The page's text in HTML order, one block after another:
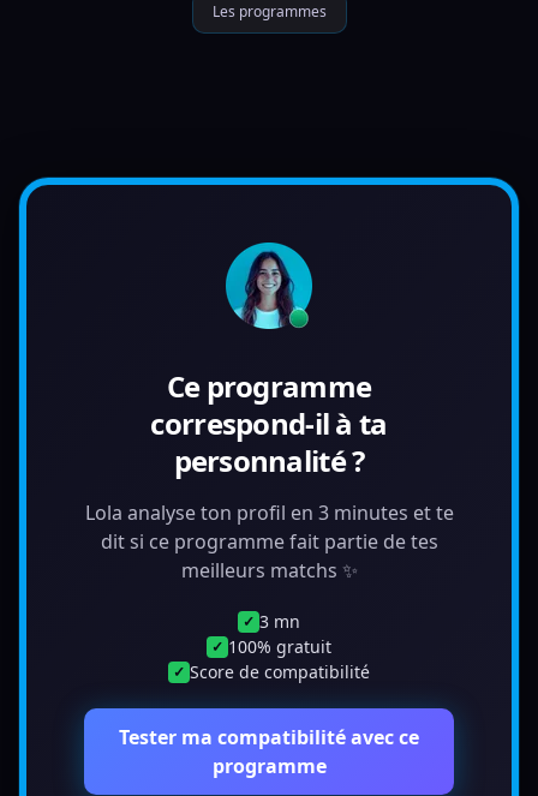
Les programmes
Ce programme
correspond-il à ta
personnalité ?
Lola analyse ton profil en 3 minutes et te
dit si ce programme fait partie de tes
meilleurs matchs ✨
✓ 3 mn
✓ 100% gratuit
✓ Score de compatibilité
Tester ma compatibilité avec ce
programme